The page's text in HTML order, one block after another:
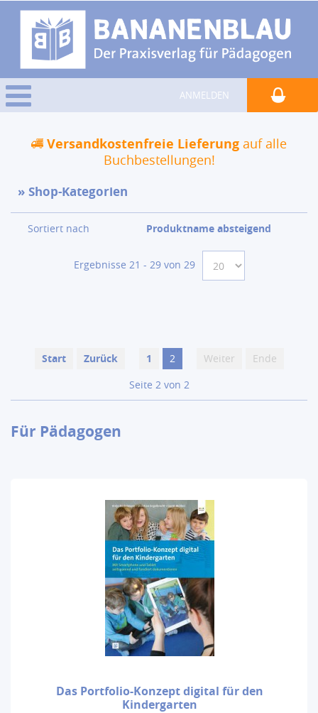
ANMELDEN
Versandkostenfreie Lieferung auf alle
Buchbestellungen!
Shop-Kategorien
Sortiert nach Produktname absteigend
Ergebnisse 21 - 29 von 29
Start Zurück 1 2 Weiter
Ende
Seite 2 von 2
Für Pädagogen
Das Portfolio-Konzept digital für den
Kindergarten